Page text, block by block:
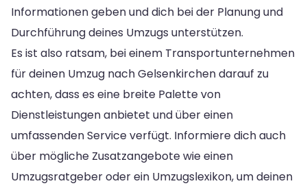
Informationen geben und dich bei der Planung und
Durchführung deines Umzugs unterstützen.
Es ist also ratsam, bei einem Transportunternehmen
für deinen Umzug nach Gelsenkirchen darauf zu
achten, dass es eine breite Palette von
Dienstleistungen anbietet und über einen
umfassenden Service verfügt. Informiere dich auch
über mögliche Zusatzangebote wie einen
Umzugsratgeber oder ein Umzugslexikon, um deinen